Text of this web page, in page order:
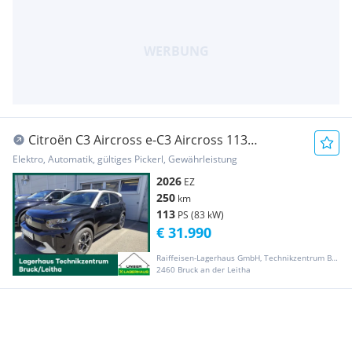
Citroën C3 Aircross e-C3 Aircross 113
Extended Range 53kWh Max
Elektro, Automatik, gültiges Pickerl, Gewährleistung
2026 EZ
250 km
113 PS (83 kW)
Raiffeisen-Lagerhaus GmbH, Technikzentrum Bruck/Leitha
2460 Bruck an der Leitha
€ 31.990